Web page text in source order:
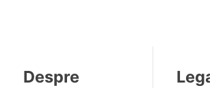
Despre